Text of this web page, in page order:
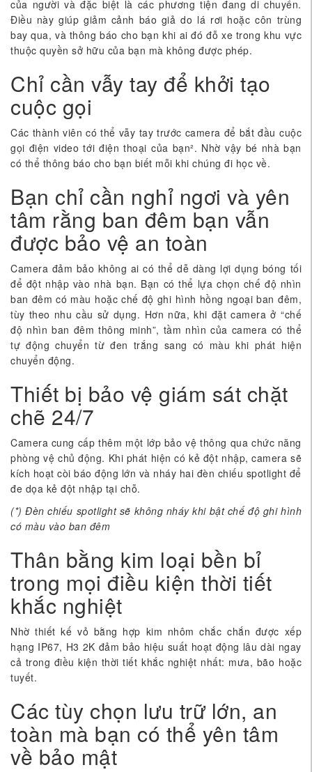
của người và đặc biệt là các phương tiện đang di chuyển.
Điều này giúp giảm cảnh báo giả do lá rơi hoặc côn trùng
bay qua, và thông báo cho bạn khi ai đó đỗ xe trong khu vực
thuộc quyền sở hữu của bạn mà không được phép.
Chỉ cần vẫy tay để khởi tạo
cuộc gọi
Các thành viên có thể vẫy tay trước camera để bắt đầu cuộc
gọi điện video tới điện thoại của bạn². Nhờ vậy bé nhà bạn
có thể thông báo cho bạn biết mỗi khi chúng đi học về.
Bạn chỉ cần nghỉ ngơi và yên
tâm rằng ban đêm bạn vẫn
được bảo vệ an toàn
Camera đảm bảo không ai có thể dễ dàng lợi dụng bóng tối
để đột nhập vào nhà bạn. Bạn có thể lựa chọn chế độ nhìn
ban đêm có màu hoặc chế độ ghi hình hồng ngoại ban đêm,
tùy theo nhu cầu sử dụng. Hơn nữa, khi đặt camera ở “chế
độ nhìn ban đêm thông minh”, tầm nhìn của camera có thể
tự động chuyển từ đen trắng sang có màu khi phát hiện
chuyển động.
Thiết bị bảo vệ giám sát chặt
chẽ 24/7
Camera cung cấp thêm một lớp bảo vệ thông qua chức năng
phòng vệ chủ động. Khi phát hiện có kẻ đột nhập, camera sẽ
kích hoạt còi báo động lớn và nháy hai đèn chiếu spotlight để
đe dọa kẻ đột nhập tại chỗ.
(*) Đèn chiếu spotlight sẽ không nháy khi bật chế độ ghi hình
có màu vào ban đêm
Thân bằng kim loại bền bỉ
trong mọi điều kiện thời tiết
khắc nghiệt
Nhờ thiết kế vỏ bằng hợp kim nhôm chắc chắn được xếp
hạng IP67, H3 2K đảm bảo hiệu suất hoạt động lâu dài ngay
cả trong điều kiện thời tiết khắc nghiệt nhất: mưa, bão hoặc
tuyết.
Các tùy chọn lưu trữ lớn, an
toàn mà bạn có thể yên tâm
về bảo mật